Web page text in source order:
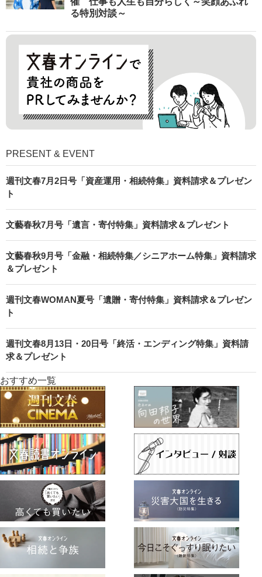
る特別対談～
PRESENT & EVENT
週刊文春7月2日号「資産運用・相続特集」資料請求＆プレゼン
ト
文藝春秋7月号「遺言・寄付特集」資料請求＆プレゼント
文藝春秋9月号「金融・相続特集／シニアホーム特集」資料請求
＆プレゼント
週刊文春WOMAN夏号「遺贈・寄付特集」資料請求＆プレゼン
ト
週刊文春8月13日・20日号「終活・エンディング特集」資料請
求＆プレゼント
おすすめ一覧